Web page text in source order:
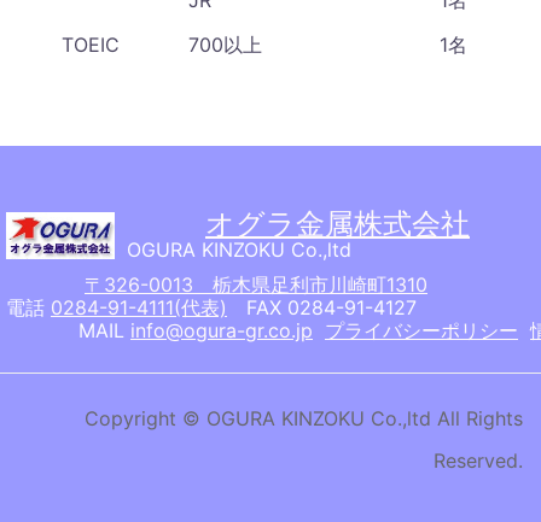
TOEIC
700以上 1名
オグラ金属株式会社
OGURA KINZOKU Co.,ltd
〒326-0013 栃木県足利市川崎町1310
電話 0284-91-4111(代表) FAX 0284-91-4127
MAIL info@ogura-gr.co.jp プライバシーポリシー
Copyright © OGURA KINZOKU Co.,ltd All Rights
Reserved.